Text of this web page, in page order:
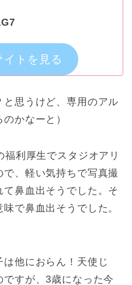
トを見る
と思うけど、専用のアル
かなーと）
福利厚生でスタジオアリ
、軽い気持ちで写真撮
鼻血出そうでした。そ
で鼻血出そうでした。
他におらん！天使じ
すが、3歳になった今